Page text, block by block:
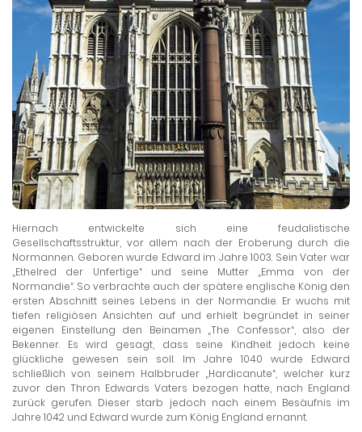
Hiernach entwickelte sich eine feudalistische
Gesellschaftsstruktur, vor allem nach der Eroberung durch die
Normannen. Geboren wurde Edward im Jahre 1003. Sein Vater war
„Ethelred der Unfertige“ und seine Mutter „Emma von der
Normandie“. So verbrachte auch der spätere englische König den
ersten Abschnitt seines Lebens in der Normandie. Er wuchs mit
tiefen religiösen Ansichten auf und erhielt begründet in seiner
eigenen Einstellung den Beinamen „The Confessor“, also der
Bekenner. Es wird gesagt, dass seine Kindheit jedoch keine
glückliche gewesen sein soll. Im Jahre 1040 wurde Edward
schließlich von seinem Halbbruder „Hardicanute“, welcher kurz
zuvor den Thron Edwards Vaters bezogen hatte, nach England
zurück gerufen. Dieser starb jedoch nach einem Besäufnis im
Jahre 1042 und Edward wurde zum König England ernannt.